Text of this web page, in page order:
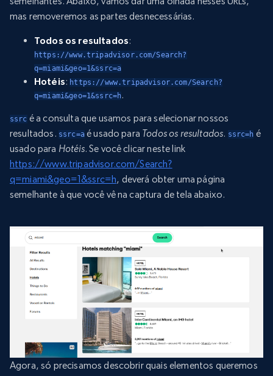
mas removeremos as partes desnecessárias.
Todos os resultados:
https://www.tripadvisor.com/Search?
q=miami&geo=1&ssrc=a
Hotéis: https://www.tripadvisor.com/Search?
q=miami&geo=1&ssrc=h.
ssrc é a consulta que usamos para selecionar nossos
resultados. ssrc=aé usado para Todos os resultados. ssrc=h é
usado para Hotéis. Se você clicar neste link
https://www.tripadvisor.com/Search?
q=miami&geo=1&ssrc=h, deverá obter uma página
semelhante à que você vê na captura de tela abaixo.
Agora, só precisamos descobrir quais elementos queremos